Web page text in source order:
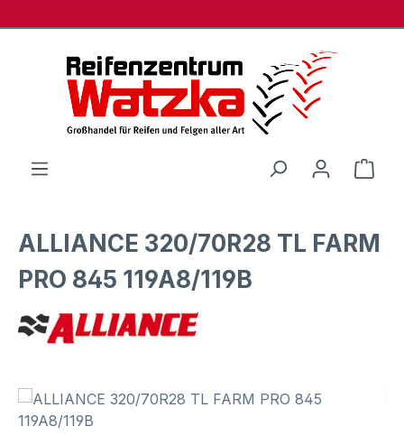
ALLIANCE 320/70R28 TL FARM
PRO 845 119A8/119B
Bildergalerie überspringen